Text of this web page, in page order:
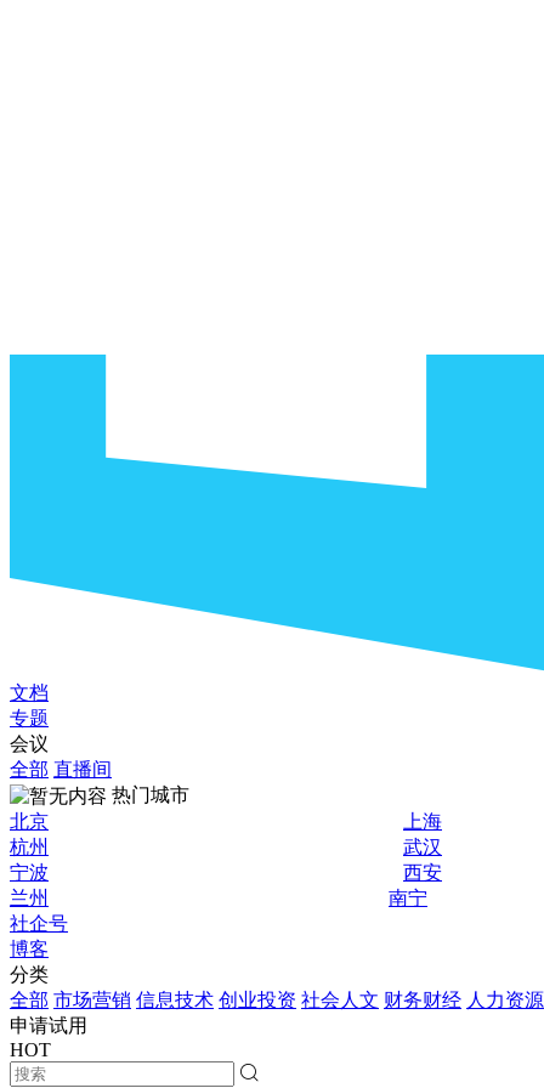
文档
专题
会议
全部 直播间
热门城市
北京
上海
杭州
武汉
宁波
西安
兰州
南宁
社企号
博客
分类
全部 市场营销 信息技术 创业投资 社会人文 财务财经 人力资源
申请试用
HOT